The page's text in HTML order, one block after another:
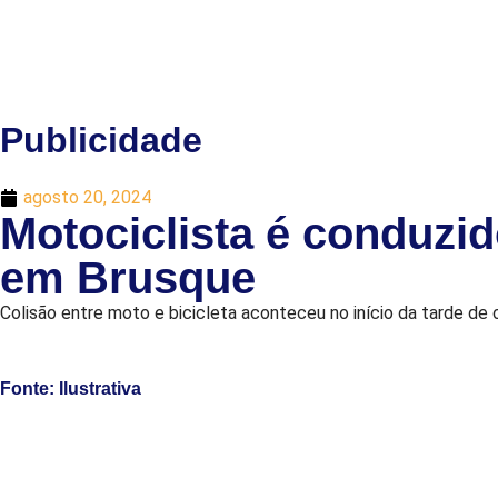
Publicidade
agosto 20, 2024
Motociclista é
em Brusque
Colisão entre moto e bicicleta aconteceu no início da tarde de
Fonte: Ilustrativa